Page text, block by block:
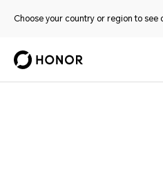
Choose your country or region to